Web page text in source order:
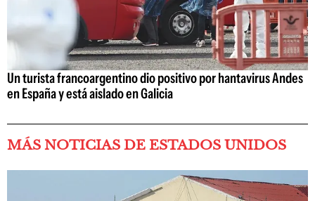
Un turista francoargentino dio positivo por hantavirus Andes
en España y está aislado en Galicia
MÁS NOTICIAS DE ESTADOS UNIDOS